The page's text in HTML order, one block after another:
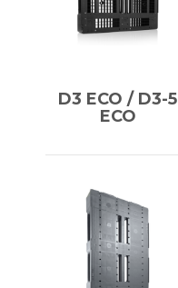
D3 ECO / D3-5
ECO